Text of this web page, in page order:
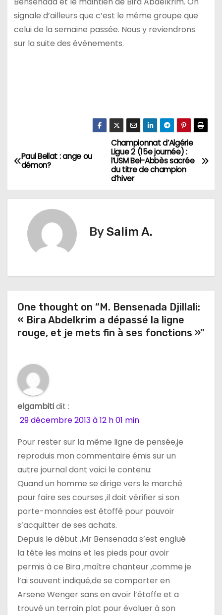
signale d’ailleurs que c’est le même groupe que
celui de la semaine passée. Nous y reviendrons
sur la suite des événements.
N
a
t
o
n
e
a
r
t
c
e
Championnat d’Algérie
Ligue 2 (15e journée) :
l’USM Bel-Abbès sacrée
du titre de champion
d’hiver
Paul Bellat : ange ou
démon?
BySalim A.
One thought on “M. Bensenada Djillali:
« Bira Abdelkrim a dépassé la ligne
rouge, et je mets fin à ses fonctions »”
elgambitidit :
29 décembre 2013 à 12 h 01 min
Pour rester sur la même ligne de pensée,je
reproduis mon commentaire émis sur un
autre journal dont voici le contenu:
Quand un homme se dirige vers le marché
pour faire ses courses ,il doit vérifier si son
porte-monnaies est étoffé pour pouvoir
s’acquitter de ses achats.
Depuis le début ,Mr Bensenada s’est englué
la tête les mains et les pieds pour avoir
permis à ce Bira ,maître chanteur ,comme je
l’ai souvent indiqué,de se comporter en
Arsene Wenger sans en avoir l’étoffe et a
trouvé un terrain plat pour évoluer à son